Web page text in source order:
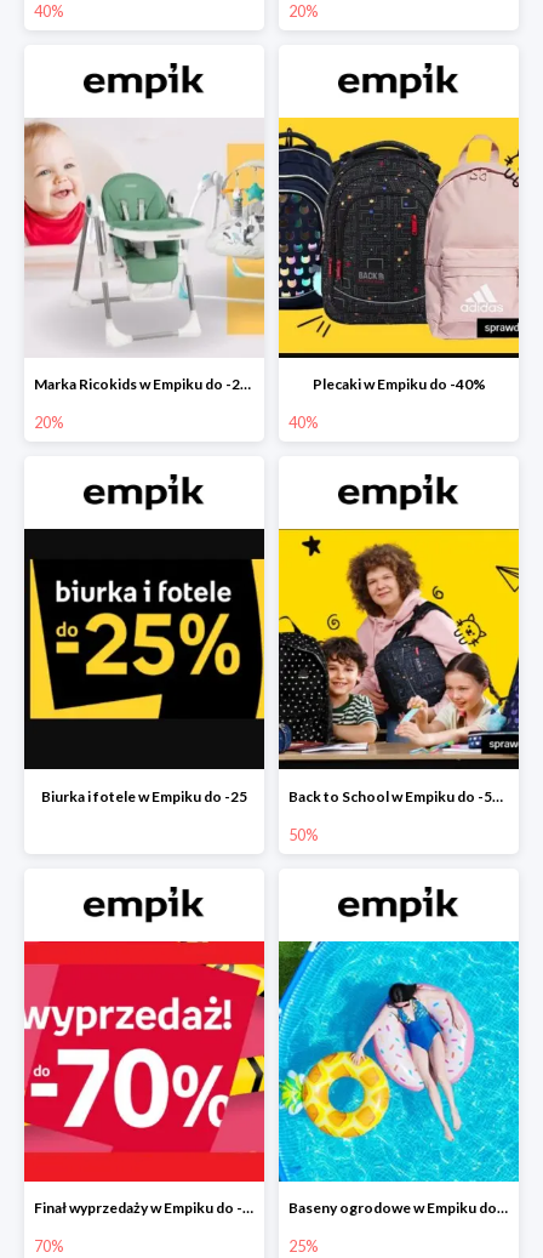
40% 20%
Marka Ricokids w Empiku do -20%
20%
Plecaki w Empiku do -40%
40%
Biurka i fotele w Empiku do -25 Back to School w Empiku do -50%
50%
Finał wyprzedaży w Empiku do -70%
70%
Baseny ogrodowe w Empiku do -25%
25%